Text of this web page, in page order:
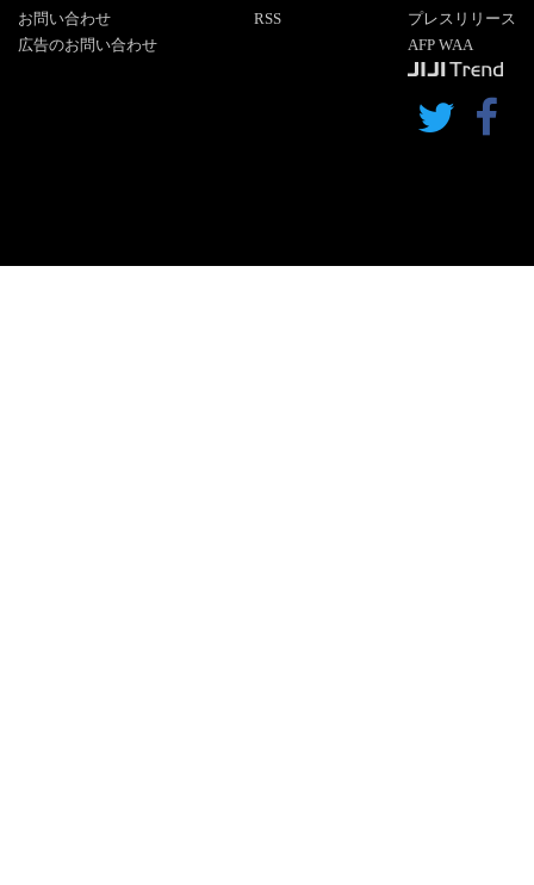
お問い合わせ
広告のお問い合わせ
RSS
プレスリリース
AFP WAA